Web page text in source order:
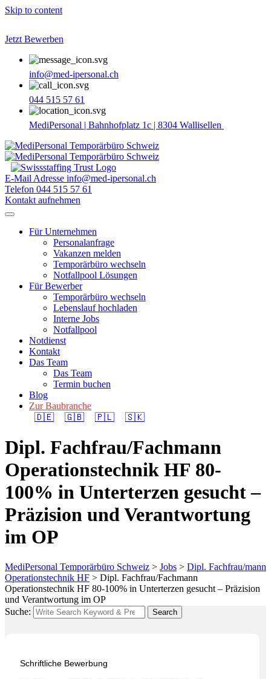
Skip to content
Jetzt Bewerben
info@med-ipersonal.ch
044 515 57 61
MediPersonal | Bahnhofplatz 1c | 8304 Wallisellen
E-Mail Adresse info@med-ipersonal.ch
Telefon 044 515 57 61
Kontakt aufnehmen
Für Unternehmen
Personalanfrage
Vakanzen melden
Temporärbüro wechseln
Notfallpool Lösungen
Für Bewerber
Temporärbüro wechseln
Lebenslauf hochladen
Interne Jobs
Notfallpool
Notdienst
Kontakt
Das Team
Das Team
Termin buchen
Blog
Zur Baubranche
🇩🇪
🇬🇧 🇵🇱 🇸🇰
Dipl. Fachfrau/Fachmann
Operationstechnik HF 80-
100% in Unterterzen gesucht –
Präzision und Verantwortung
im OP
MediPersonal Temporärbüro Schweiz > Jobs > Dipl. Fachfrau/mann
Operationstechnik HF > Dipl. Fachfrau/Fachmann
Operationstechnik HF 80-100% in Unterterzen gesucht – Präzision
und Verantwortung im OP
Suche:
Search
Schriftliche Bewerbung